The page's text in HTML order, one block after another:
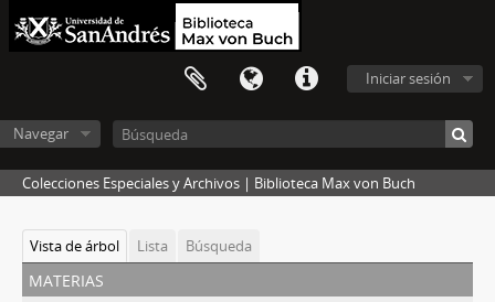
Iniciar sesión
Navegar
Colecciones Especiales y Archivos | Biblioteca Max von Buch
Vista de árbol Lista Búsqueda
materias